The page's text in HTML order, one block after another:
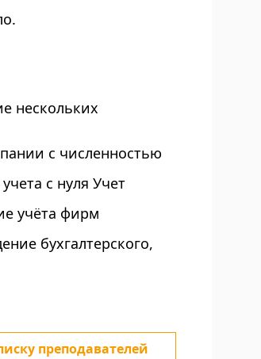
нескольких
с численностью
с нуля Учет
учёта фирм
бухгалтерского,
преподавателей